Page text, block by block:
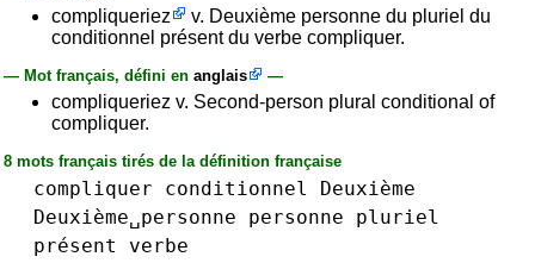
compliqueriez
v. Deuxième personne du pluriel du
conditionnel présent du verbe compliquer.
— Mot français, défini en anglais —
compliqueriez v. Second-person plural conditional of
compliquer.
8 mots français tirés de la définition française
compliquer conditionnel
Deuxième
Deuxième␣personne
personne
pluriel
présent
verbe